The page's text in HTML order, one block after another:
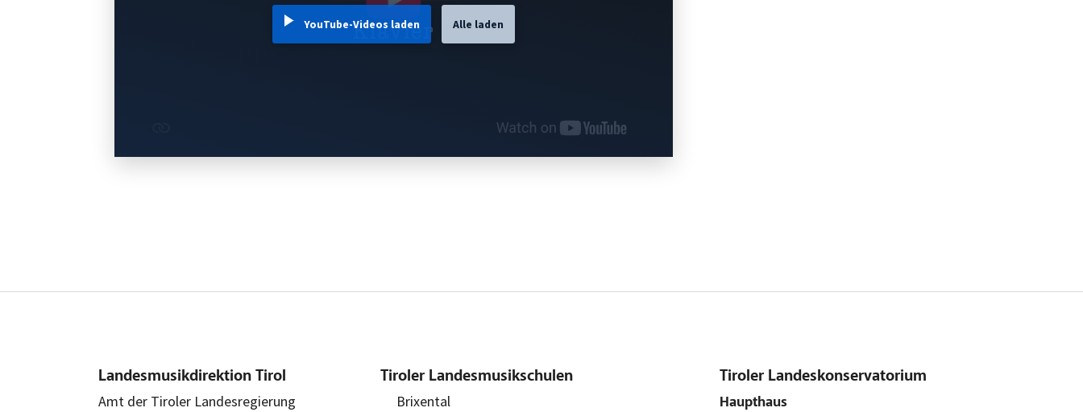
YouTube-Videos laden Alle laden
Landesmusikdirektion Tirol
Amt der Tiroler Landesregierung
Tiroler Landesmusikschulen
Brixental
Tiroler Landeskonservatorium
Haupthaus